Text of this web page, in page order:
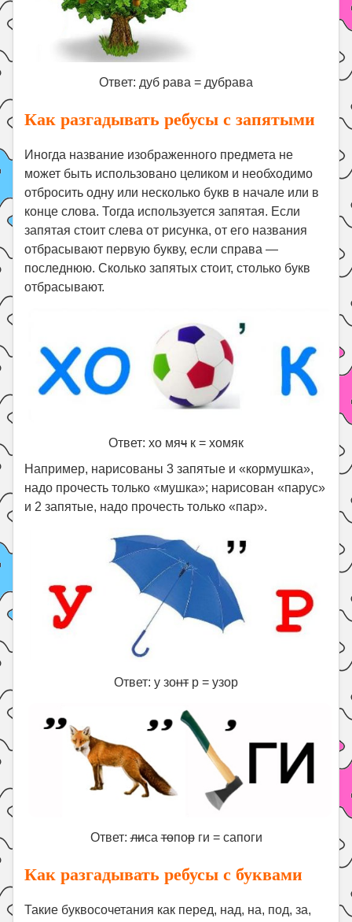
Ответ: дуб рава = дубрава
Как разгадывать ребусы с запятыми
Иногда название изображенного предмета не
может быть использовано целиком и необходимо
отбросить одну или несколько букв в начале или в
конце слова. Тогда используется запятая. Если
запятая стоит слева от рисунка, от его названия
отбрасывают первую букву, если справа —
последнюю. Сколько запятых стоит, столько букв
отбрасывают.
Ответ: хо мяч к = хомяк
Например, нарисованы 3 запятые и «кормушка»,
надо прочесть только «мушка»; нарисован «парус»
и 2 запятые, надо прочесть только «пар».
Ответ: у зонт р = узор
Ответ:лисатопорги = сапоги
Как разгадывать ребусы с буквами
Такие буквосочетания как перед, над, на, под, за,